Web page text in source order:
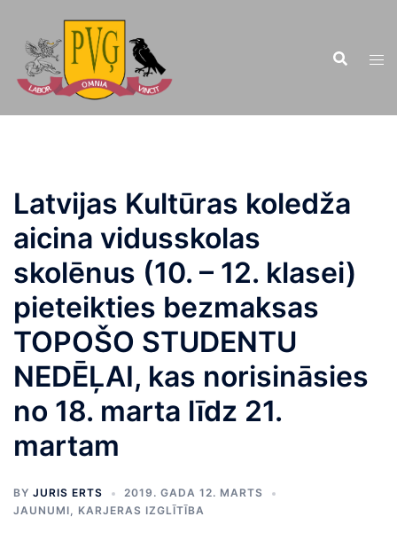
saturu
Latvijas Kultūras koledža
aicina vidusskolas
skolēnus (10. – 12. klasei)
pieteikties bezmaksas
TOPOŠO STUDENTU
NEDĒĻAI, kas norisināsies
no 18. marta līdz 21.
martam
BY JURIS ERTS
2019. GADA 12. MARTS
JAUNUMI, KARJERAS IZGLĪTĪBA